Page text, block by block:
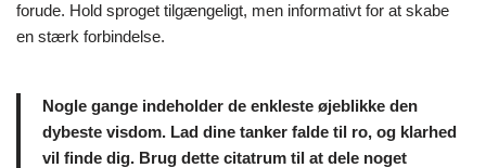
forude. Hold sproget tilgængeligt, men informativt for at skabe
en stærk forbindelse.
Nogle gange indeholder de enkleste øjeblikke den
dybeste visdom. Lad dine tanker falde til ro, og klarhed
vil finde dig. Brug dette citatrum til at dele noget